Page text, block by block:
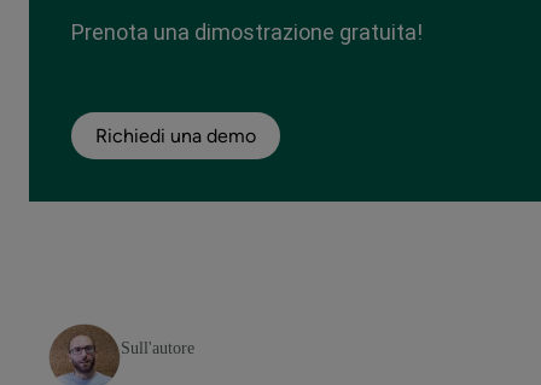
Prenota una dimostrazione gratuita!
Richiedi una demo
Sull'autore